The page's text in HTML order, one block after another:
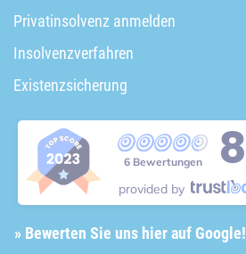
Privatinsolvenz anmelden
Insolvenzverfahren
Existenzsicherung
6 Bewertungen 8
provided by
» Bewerten Sie uns hier auf Google!